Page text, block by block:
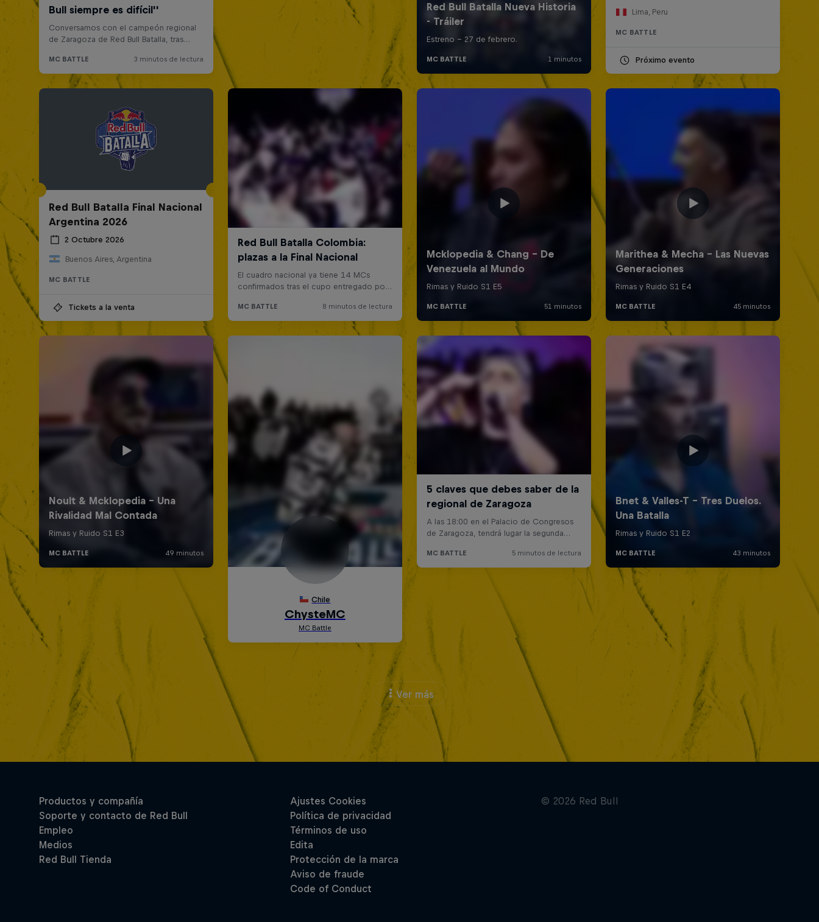
Lima, Peru
MC BATTLE
Próximo evento
Red Bull Batalla Final Nacional
Argentina 2026
2 Octubre 2026
Buenos Aires, Argentina
MC BATTLE
Tickets a la venta
Ver más